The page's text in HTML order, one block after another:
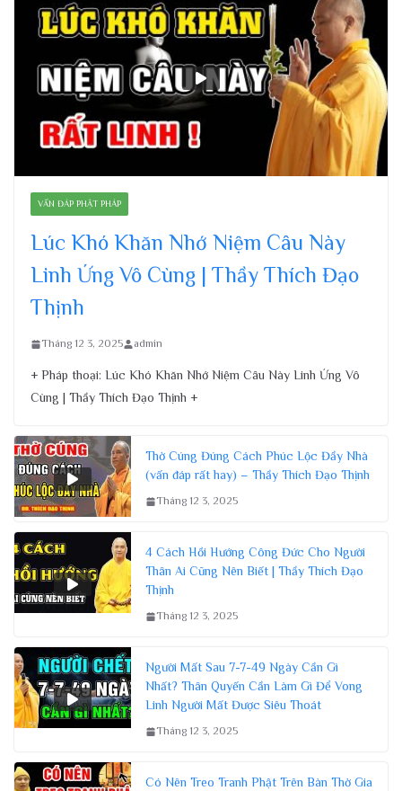
VẤN ĐÁP PHẬT PHÁP
Lúc Khó Khăn Nhớ Niệm Câu Này
Linh Ứng Vô Cùng | Thầy Thích Đạo
Thịnh
Tháng 12 3, 2025 admin
+ Pháp thoại: Lúc Khó Khăn Nhớ Niệm Câu Này Linh Ứng Vô
Cùng | Thầy Thích Đạo Thịnh +
Thờ Cúng Đúng Cách Phúc Lộc Đầy Nhà
(vấn đáp rất hay) – Thầy Thích Đạo Thịnh
Tháng 12 3, 2025
4 Cách Hồi Hướng Công Đức Cho Người
Thân Ai Cũng Nên Biết | Thầy Thích Đạo
Thịnh
Tháng 12 3, 2025
Người Mất Sau 7-7-49 Ngày Cần Gì
Nhất? Thân Quyến Cần Làm Gì Để Vong
Linh Người Mất Được Siêu Thoát
Tháng 12 3, 2025
Có Nên Treo Tranh Phật Trên Bàn Thờ Gia